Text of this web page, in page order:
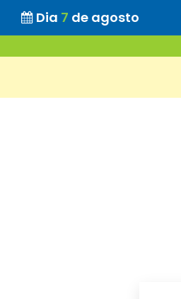
Dia 7 de agosto